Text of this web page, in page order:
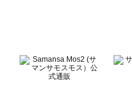
BETTY'S BLUE（べティーズブルー
Wpc.（ワールドパーティー）のトッ